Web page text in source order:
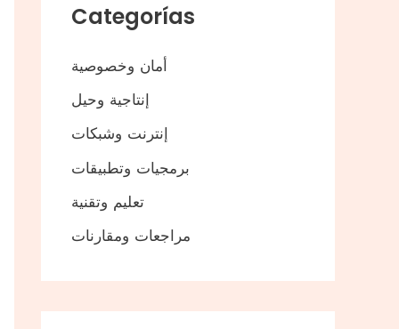
Categorías
أمان وخصوصية
إنتاجية وحيل
إنترنت وشبكات
برمجيات وتطبيقات
تعليم وتقنية
مراجعات ومقارنات